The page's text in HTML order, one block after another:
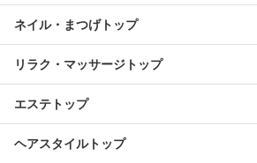
ネイル・まつげトップ
リラク・マッサージトップ
エステトップ
ヘアスタイルトップ